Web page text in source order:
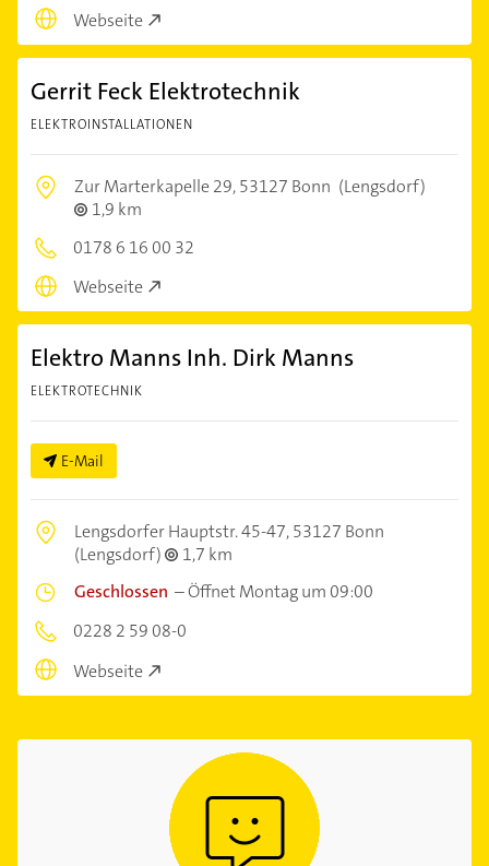
Webseite
Gerrit Feck Elektrotechnik
ELEKTROINSTALLATIONEN
Zur Marterkapelle 29,53127 Bonn (Lengsdorf)
1,9 km
0178 6 16 00 32
Webseite
Elektro Manns Inh. Dirk Manns
ELEKTROTECHNIK
E-Mail
Lengsdorfer Hauptstr. 45-47,53127 Bonn
(Lengsdorf)
1,7 km
Geschlossen –Öffnet Montag um 09:00
0228 2 59 08-0
Webseite